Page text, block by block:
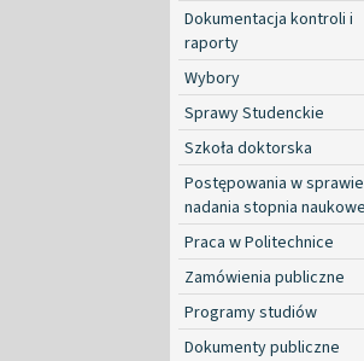
Dokumentacja kontroli i
raporty
Wybory
Sprawy Studenckie
Szkoła doktorska
Postępowania w sprawie
nadania stopnia
Praca w Politechnice
Zamówienia publiczne
Programy studiów
Dokumenty publiczne